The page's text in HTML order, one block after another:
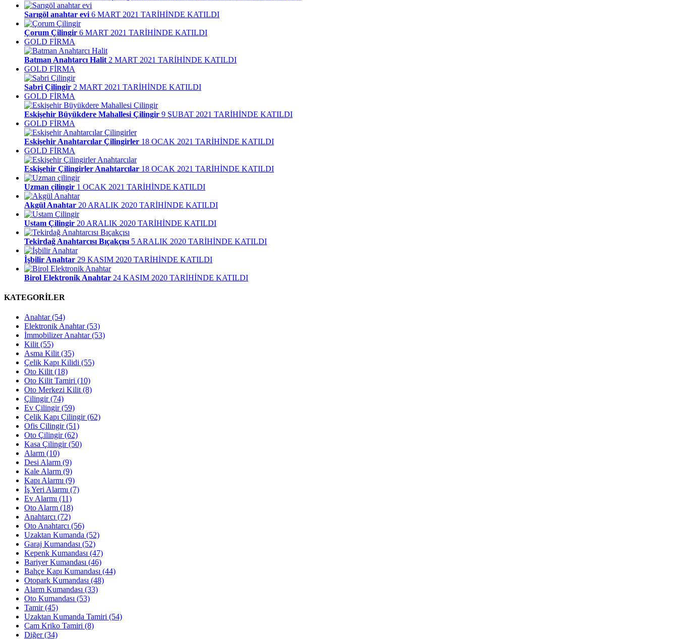
Sarıgöl anahtar evi 6 MART 2021 TARİHİNDE KATILDI
Çorum Çilingir 6 MART 2021 TARİHİNDE KATILDI
GOLD FİRMA
Batman Anahtarcı Halit 2 MART 2021 TARİHİNDE KATILDI
GOLD FİRMA
Sabri Çilingir 2 MART 2021 TARİHİNDE KATILDI
GOLD FİRMA
Eskişehir Büyükdere Mahallesi Çilingir 9 ŞUBAT 2021 TARİHİNDE KATILDI
GOLD FİRMA
Eskişehir Anahtarcılar Çilingirler 18 OCAK 2021 TARİHİNDE KATILDI
GOLD FİRMA
Eskişehir Çilingirler Anahtarcılar 18 OCAK 2021 TARİHİNDE KATILDI
Uzman çilingir 1 OCAK 2021 TARİHİNDE KATILDI
Akgül Anahtar 20 ARALIK 2020 TARİHİNDE KATILDI
Ustam Çilingir 20 ARALIK 2020 TARİHİNDE KATILDI
Tekirdağ Anahtarcısı Bıçakçısı 5 ARALIK 2020 TARİHİNDE KATILDI
İşbilir Anahtar 29 KASIM 2020 TARİHİNDE KATILDI
Birol Elektronik Anahtar 24 KASIM 2020 TARİHİNDE KATILDI
KATEGORİLER
Anahtar(54)
Elektronik Anahtar(53)
İmmobilizer Anahtar(53)
Kilit (55)
Asma Kilit (35)
Çelik Kapı Kilidi (55)
Oto Kilit (18)
Oto Kilit Tamiri (10)
Oto Merkezi Kilit (8)
Çilingir(74)
Ev Çilingir(59)
Çelik Kapı Çilingir(62)
Ofis Çilingir(51)
Oto Çilingir(62)
Kasa Çilingir(50)
Alarm (10)
Desi Alarm (9)
Kale Alarm (9)
Kapı Alarmı (9)
İş Yeri Alarmı (7)
Ev Alarmı (11)
Oto Alarm (18)
Anahtarcı (72)
Oto Anahtarcı (56)
Uzaktan Kumanda (52)
Garaj Kumandası (52)
Kepenk Kumandası (47)
Bariyer Kumandası (46)
Bahçe Kapı Kumandası (44)
Otopark Kumandası (48)
Alarm Kumandası (33)
Oto Kumandası (53)
Tamir(45)
Uzaktan Kumanda Tamiri (54)
Cam Kriko Tamiri (8)
Diğer(34)